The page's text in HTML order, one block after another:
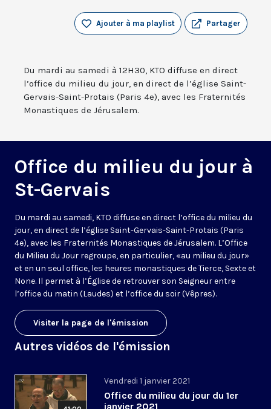
Partager
Ajouter à ma playlist
Du mardi au samedi à 12H30, KTO diffuse en direct
l’office du milieu du jour, en direct de l’église Saint-
Gervais-Saint-Protais (Paris 4e), avec les Fraternités
Monastiques de Jérusalem.
Office du milieu du jour à
St-Gervais
Du mardi au samedi, KTO diffuse en direct l’office du milieu du
jour, en direct de l’église Saint-Gervais-Saint-Protais (Paris
4e), avec les Fraternités Monastiques de Jérusalem. L’Office
du Milieu du Jour regroupe, en particulier, «au milieu du jour»
et en un seul office, les heures monastiques de Tierce, Sexte et
None. Il permet à l’Église de retrouver son Seigneur entre
l’office du matin (Laudes) et l’office du soir (Vêpres).
Visiter la page de l'émission
Autres vidéos de l'émission
Vendredi 1 janvier 2021
Office du milieu du jour du 1er
janvier 2021